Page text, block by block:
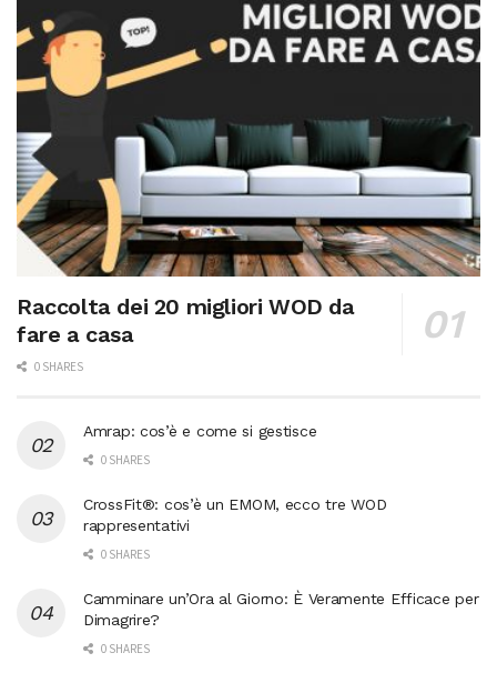
Raccolta dei 20 migliori WOD da
fare a casa
0 SHARES
Amrap: cos’è e come si gestisce
0 SHARES
CrossFit®: cos’è un EMOM, ecco tre WOD
rappresentativi
0 SHARES
Camminare un’Ora al Giorno: È Veramente Efficace per
Dimagrire?
0 SHARES